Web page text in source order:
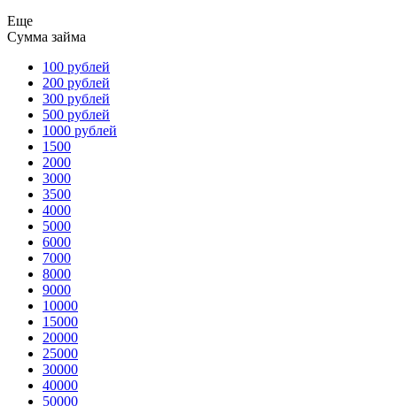
Еще
Сумма займа
100 рублей
200 рублей
300 рублей
500 рублей
1000 рублей
1500
2000
3000
3500
4000
5000
6000
7000
8000
9000
10000
15000
20000
25000
30000
40000
50000